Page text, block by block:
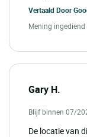
Vertaald Door
Mening
Gary H.
Blijf binnen 07/
De locatie van